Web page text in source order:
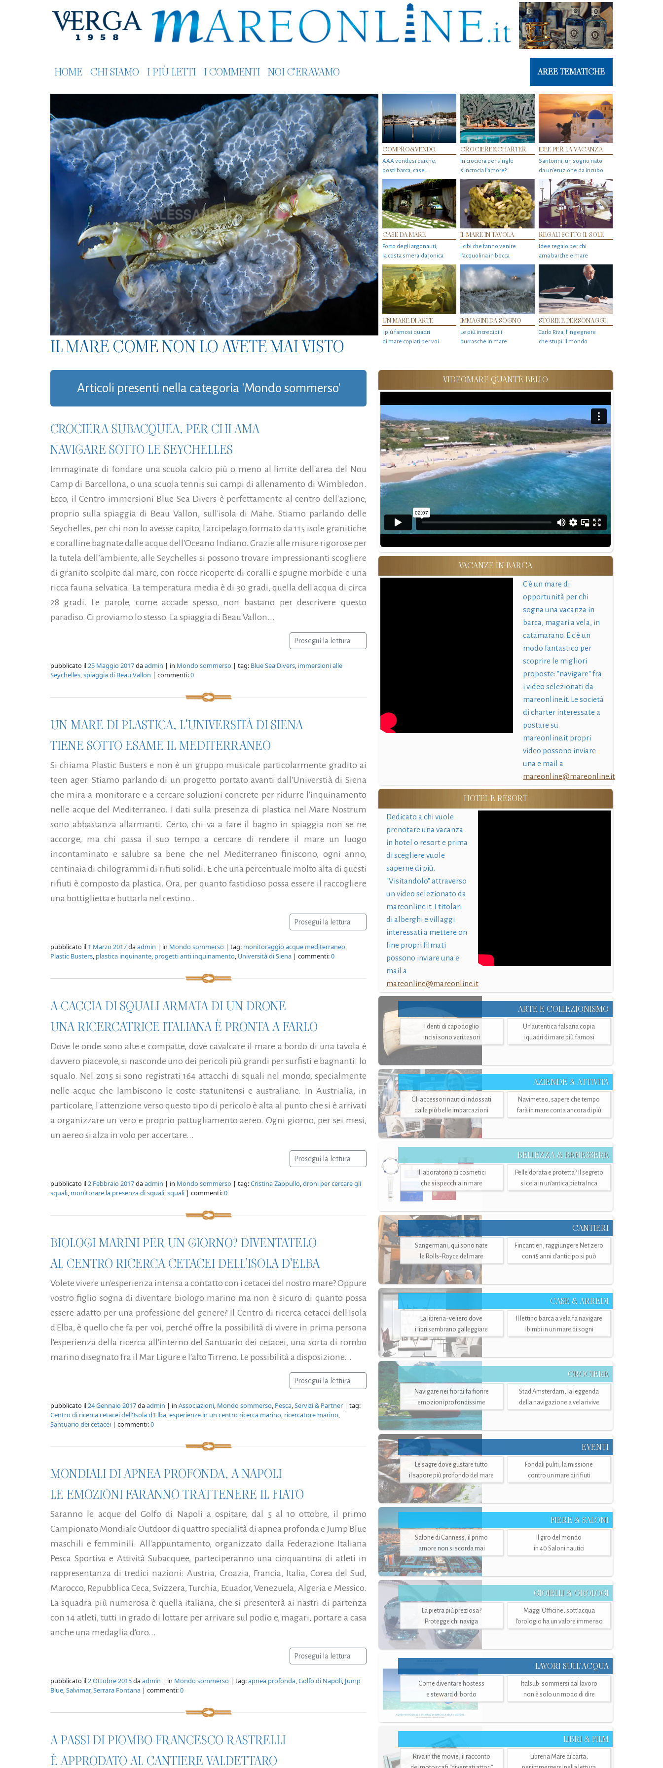
HOME CHI SIAMO I PIÙ LETTI I COMMENTI NOI C'ERAVAMO AREE TEMATICHE
IL MARE COME NON LO AVETE MAI VISTO
COMPRO&VENDO
AAA vendesi barche,
posti barca, case…
CROCIERE&CHARTER
In crociera per single
s'incrocia l’amore?
IDEE PER LA VACANZA
Santorini, un sogno nato
da un’eruzione da incubo
CASE DA MARE
Porto degli argonauti,
la costa smeralda jonica
IL MARE IN TAVOLA
I cibi che fanno venire
l’acquolina in bocca
REGALI SOTTO IL SOLE
Idee regalo per chi
ama barche e mare
UN MARE DI ARTE
I più famosi quadri
di mare copiati per voi
IMMAGINI DA SOGNO
Le più incredibili
burrasche in mare
STORIE E PERSONAGGI
Carlo Riva, l’ingegnere
che stupi' il mondo
Articoli presenti nella categoria 'Mondo sommerso'
CROCIERA SUBACQUEA, PER CHI AMA
NAVIGARE SOTTO LE SEYCHELLES
Immaginate di fondare una scuola calcio più o meno al limite dell'area del Nou
Camp di Barcellona, o una scuola tennis sui campi di allenamento di Wimbledon.
Ecco, il Centro immersioni Blue Sea Divers è perfettamente al centro dell'azione,
proprio sulla spiaggia di Beau Vallon, sull'isola di Mahe. Stiamo parlando delle
Seychelles, per chi non lo avesse capito, l'arcipelago formato da 115 isole granitiche
e coralline bagnate dalle acque dell'Oceano Indiano. Grazie alle misure rigorose per
la tutela dell’ambiente, alle Seychelles si possono trovare impressionanti scogliere
di granito scolpite dal mare, con rocce ricoperte di coralli e spugne morbide e una
ricca fauna selvatica. La temperatura media è di 30 gradi, quella dell'acqua di circa
28 gradi. Le parole, come accade spesso, non bastano per descrivere questo
paradiso. Ci proviamo lo stesso. La spiaggia di Beau Vallon...
Prosegui la lettura
pubblicato il25 Maggio 2017daadmin | in Mondo sommerso | tag: Blue Sea Divers, immersioni alle
Seychelles,spiaggia di Beau Vallon | commenti:0
UN MARE DI PLASTICA, L'UNIVERSITÀ DI SIENA
TIENE SOTTO ESAME IL MEDITERRANEO
Si chiama Plastic Busters e non è un gruppo musicale particolarmente gradito ai
teen ager. Stiamo parlando di un progetto portato avanti dall'Universtià di Siena
che mira a monitorare e a cercare soluzioni concrete per ridurre l'inquinamento
nelle acque del Mediterraneo. I dati sulla presenza di plastica nel Mare Nostrum
sono abbastanza allarmanti. Certo, chi va a fare il bagno in spiaggia non se ne
accorge, ma chi passa il suo tempo a cercare di rendere il mare un luogo
incontaminato e salubre sa bene che nel Mediterraneo finiscono, ogni anno,
centinaia di chilogrammi di rifiuti solidi. E che una percentuale molto alta di questi
rifiuti è composto da plastica. Ora, per quanto fastidioso possa essere il raccogliere
una bottiglietta e buttarla nel cestino...
Prosegui la lettura
pubblicato il 1 Marzo 2017daadmin | in Mondo sommerso | tag: monitoraggio acque mediterraneo,
Plastic Busters, plastica inquinante, progetti anti inquinamento, Università di Siena | commenti:0
A CACCIA DI SQUALI ARMATA DI UN DRONE
UNA RICERCATRICE ITALIANA È PRONTA A FARLO
Dove le onde sono alte e compatte, dove cavalcare il mare a bordo di una tavola è
davvero piacevole, si nasconde uno dei pericoli più grandi per surfisti e bagnanti: lo
squalo. Nel 2015 si sono registrati 164 attacchi di squali nel mondo, specialmente
nelle acque che lambiscono le coste statunitensi e australiane. In Austrialia, in
particolare, l'attenzione verso questo tipo di pericolo è alta al punto che si è arrivati
a organizzare un vero e proprio pattugliamento aereo. Ogni giorno, per sei mesi,
un aereo si alza in volo per accertare...
Prosegui la lettura
pubblicato il2 Febbraio 2017daadmin | in Mondo sommerso | tag:Cristina Zappullo,droni per cercare gli
squali, monitorare la presenza di squali,squali | commenti:0
BIOLOGI MARINI PER UN GIORNO? DIVENTATELO
AL CENTRO RICERCA CETACEI DELL'ISOLA D'ELBA
Volete vivere un'esperienza intensa a contatto con i cetacei del nostro mare? Oppure
vostro figlio sogna di diventare biologo marino ma non è sicuro di quanto possa
essere adatto per una professione del genere? Il Centro di ricerca cetacei dell'Isola
d'Elba, è quello che fa per voi, perché offre la possibilità di vivere in prima persona
l'esperienza della ricerca all'interno del Santuario dei cetacei, una sorta di rombo
marino disegnato fra il Mar Ligure e l'alto Tirreno. Le possibilità a disposizione...
Prosegui la lettura
pubblicato il 24 Gennaio 2017daadmin | in Associazioni Mondo sommerso Pesca Servizi & Partner | tag:
Centro di ricerca cetacei dell'Isola d'Elba esperienze in un centro ricerca marino ricercatore marino
Santuario dei cetacei | commenti:0
MONDIALI DI APNEA PROFONDA, A NAPOLI
LE EMOZIONI FARANNO TRATTENERE IL FIATO
Saranno le acque del Golfo di Napoli a ospitare, dal 5 al 10 ottobre, il primo
Campionato Mondiale Outdoor di quattro specialità di apnea profonda e Jump Blue
maschili e femminili. All'appuntamento, organizzato dalla Federazione Italiana
Pesca Sportiva e Attività Subacquee, parteciperanno una cinquantina di atleti in
rappresentanza di tredici nazioni: Austria, Croazia, Francia, Italia, Corea del Sud,
Marocco, Repubblica Ceca, Svizzera, Turchia, Ecuador, Venezuela, Algeria e Messico.
La squadra più numerosa è quella italiana, che si presenterà ai nastri di partenza
con 14 atleti, tutti in grado di lottare per arrivare sul podio e, magari, portare a casa
anche una medaglia d'oro...
Prosegui la lettura
pubblicato il2 Ottobre 2015daadmin | in Mondo sommerso | tag:apnea profonda,Golfo di Napoli, Jump
Blue,Salvimar,Serrara Fontana | commenti:0
A PASSI DI PIOMBO FRANCESCO RASTRELLI
È APPRODATO AL CANTIERE VALDETTARO
VIDEOMARE QUANT'È BELLO
VACANZE IN BARCA
C'è un mare di
opportunità per chi
sogna una vacanza in
barca, magari a vela, in
catamarano. E c'è un
modo fantastico per
scoprire le migliori
proposte: "navigare" fra
i video selezionati da
mareonline.it. Le società
di charter interessate a
postare su
mareonline.it propri
video possono inviare
una e mail a
mareonline@mareonline.it
HOTEL E RESORT
Dedicato a chi vuole
prenotare una vacanza
in hotel o resort e prima
di scegliere vuole
saperne di più.
"Visitandolo" attraverso
un video selezionato da
mareonline.it. I titolari
di alberghi e villaggi
interessati a mettere on
line propri filmati
possono inviare una e
mail a
mareonline@mareonline.it
ARTE E COLLEZIONISMO
I denti di capodoglio
incisi sono veri tesori
Un’autentica falsaria copia
i quadri di mare più famosi
AZIENDE & ATTIVITÀ
Gli accessori nautici indossati
dalle più belle imbarcazioni
Navimeteo, sapere che tempo
farà in mare conta ancora di più
BELLEZZA & BENESSERE
Il laboratorio di cosmetici
che si specchia in mare
Pelle dorata e protetta? Il segreto
si cela in un’antica pietra Inca
CANTIERI
Sangermani, qui sono nate
le Rolls-Royce del mare
Fincantieri, raggiungere Net zero
con 15 anni d'anticipo si può
CASE & ARREDI
La libreria-veliero dove
i libri sembrano galleggiare
Il lettino barca a vela fa navigare
i bimbi in un mare di sogni
CROCIERE
Navigare nei fiordi fa fiorire
emozioni profondissime
Stad Amsterdam, la leggenda
della navigazione a vela rivive
EVENTI
Le sagre dove gustare tutto
il sapore più profondo del mare
Fondali puliti, la missione
contro un mare di rifiuti
FIERE & SALONI
Salone di Canness, il primo
amore non si scorda mai
Il giro del mondo
in 40 Saloni nautici
GIOIELLI & OROLOGI
La pietra più preziosa?
Protegge chi naviga
Maggi Officine, sott’acqua
l'orologio ha un valore immenso
LAVORI SULL’ACQUA
Come diventare hostess
e steward di bordo
Italsub: sommersi dal lavoro
non è solo un modo di dire
LIBRI & FILM
Riva in the movie, il racconto
Libreria Mare di carta,